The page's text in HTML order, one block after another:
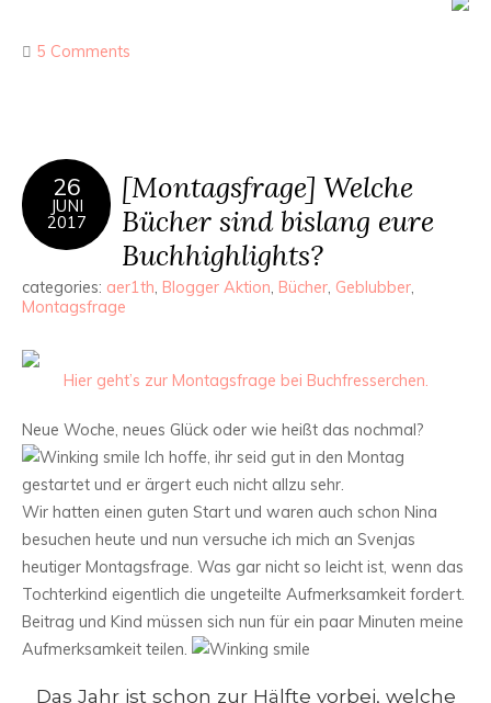
5 Comments
26
JUNI
2017
[Montagsfrage] Welche
Bücher sind bislang eure
Buchhighlights?
categories: aer1th, Blogger Aktion, Bücher, Geblubber,
Montagsfrage
Hier geht’s zur Montagsfrage bei Buchfresserchen.
Neue Woche, neues Glück oder wie heißt das nochmal?
Ich hoffe, ihr seid gut in den Montag
gestartet und er ärgert euch nicht allzu sehr.
Wir hatten einen guten Start und waren auch schon Nina
besuchen heute und nun versuche ich mich an Svenjas
heutiger Montagsfrage. Was gar nicht so leicht ist, wenn das
Tochterkind eigentlich die ungeteilte Aufmerksamkeit fordert.
Beitrag und Kind müssen sich nun für ein paar Minuten meine
Aufmerksamkeit teilen.
Das Jahr ist schon zur Hälfte vorbei, welche